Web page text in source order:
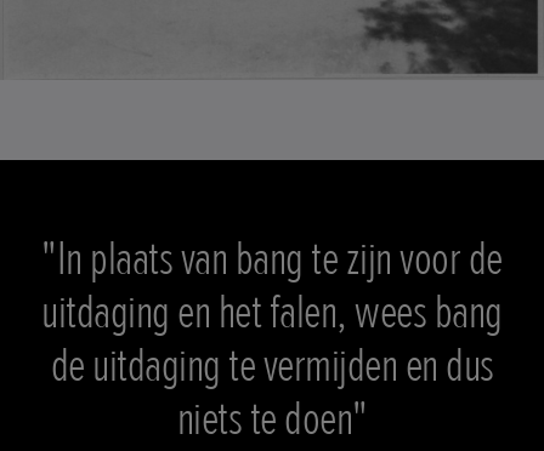
"In plaats van bang te zijn voor de
uitdaging en het falen, wees bang
de uitdaging te vermijden en dus
niets te doen"